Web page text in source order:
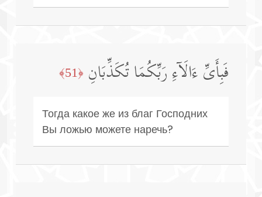
فَبِأَیِّ ءَالَاۤءِ رَبِّكُمَا تُكَذِّبَانِ ﴿51﴾
Тогда какое же из благ Господних
Вы ложью можете наречь?